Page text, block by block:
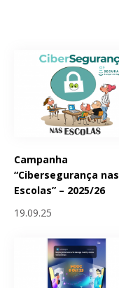
Campanha
“Cibersegurança nas
Escolas” – 2025/26
19.09.25